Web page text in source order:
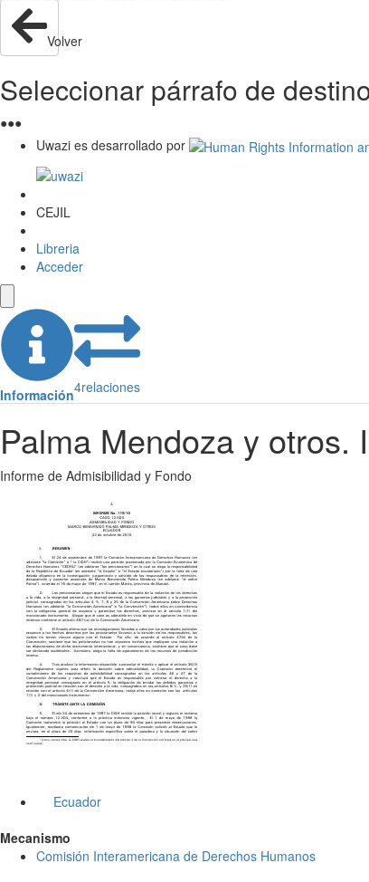
Volver
Seleccionar párrafo de
●●●
Uwazi es desarrollado por
CEJIL
Libreria
Acceder
Información4relaciones
Palma Mendoza y otros.
Informe de Admisibilidad y Fondo
Ecuador
Mecanismo
Comisión Interamericana de Derechos Humanos